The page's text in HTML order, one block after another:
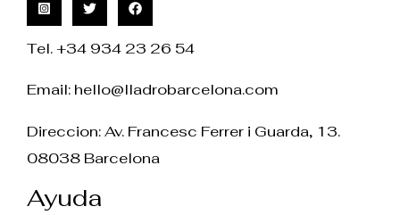
Tel. +34 934 23 26 54
Email: hello@lladrobarcelona.com
Direccion: Av. Francesc Ferrer i Guarda, 13.
08038 Barcelona
Ayuda